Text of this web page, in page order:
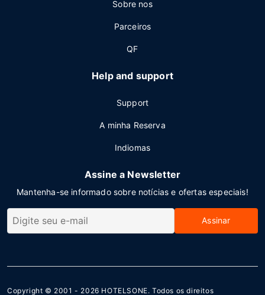
Sobre nos
Parceiros
QF
Help and support
Support
A minha Reserva
Indiomas
Assine a Newsletter
Mantenha-se informado sobre notícias e ofertas especiais!
Assinar
Copyright © 2001 - 2026 HOTELSONE. Todos os direitos